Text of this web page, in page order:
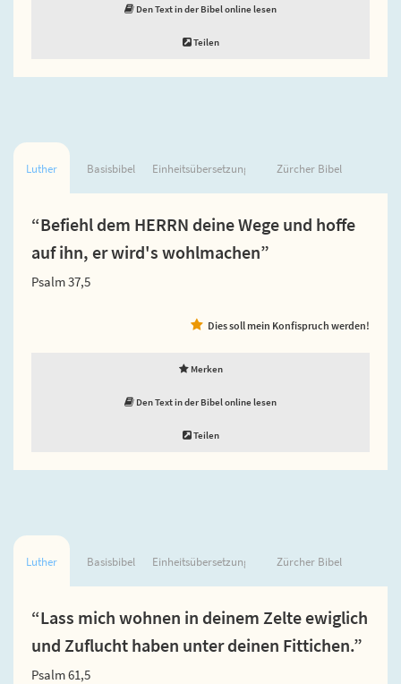
Den Text in der Bibel online lesen
Teilen
Luther Basisbibel Einheitsübersetzung Zürcher Bibel
“Befiehl dem HERRN deine Wege und hoffe
auf ihn, er wird's wohlmachen”
Psalm 37,5
Dies soll mein Konfispruch werden!
Merken
Den Text in der Bibel online lesen
Teilen
Luther Basisbibel Einheitsübersetzung Zürcher Bibel
“Lass mich wohnen in deinem Zelte ewiglich
und Zuflucht haben unter deinen Fittichen.”
Psalm 61,5